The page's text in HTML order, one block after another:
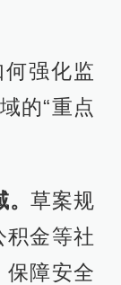
强化监
的“重点
。草案规
积金等社
保障安全